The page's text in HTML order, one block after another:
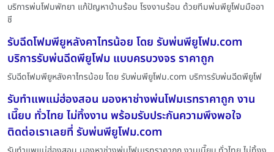
บริการพ่นโฟมพัทยา แก้ปัญหาบ้านร้อน โรงงานร้อน ด้วยทีมพ่นพียูโฟมมืออา
ชี
รับฉีดโฟมพียูหลังคาไทรน้อย โดย รับพ่นพียูโฟม.com
บริการรับพ่นฉีดพียูโฟม แบบครบวงจร ราคาถูก
รับฉีดโฟมพียูหลังคาไทรน้อย โดย รับพ่นพียูโฟม.com บริการรับพ่นฉีดพียูโฟ
รับทำแพแม่ฮ่องสอน มองหาช่างพ่นโฟมเรทราคาถูก งาน
เนี๊ยบ ทั่วไทย ไม่ทิ้งงาน พร้อมรับประกันความพึงพอใจ
ติดต่อเราเลยที่ รับพ่นพียูโฟม.com